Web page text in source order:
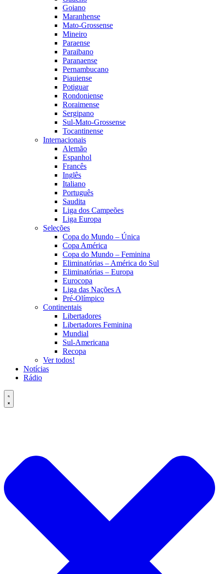
Goiano
Maranhense
Mato-Grossense
Mineiro
Paraense
Paraibano
Paranaense
Pernambucano
Piauiense
Potiguar
Rondoniense
Roraimense
Sergipano
Sul-Mato-Grossense
Tocantinense
Internacionais
Alemão
Espanhol
Francês
Inglês
Italiano
Português
Saudita
Liga dos Campeões
Liga Europa
Seleções
Copa do Mundo – Única
Copa América
Copa do Mundo – Feminina
Eliminatórias – América do Sul
Eliminatórias – Europa
Eurocopa
Liga das Nações A
Pré-Olímpico
Continentais
Libertadores
Libertadores Feminina
Mundial
Sul-Americana
Recopa
Ver todos!
Notícias
Rádio